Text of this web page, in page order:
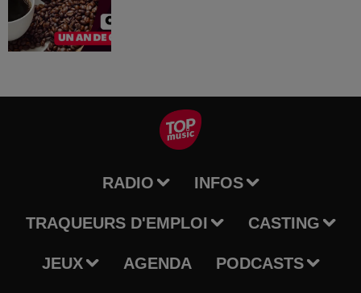
RADIO INFOS
TRAQUEURS D'EMPLOI CASTING
JEUX AGENDA PODCASTS